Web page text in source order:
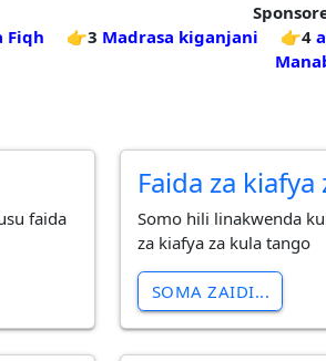
Fiqh 👉3 Madrasa kiganjani 👉4
faida
Faida za
Somo hili linakwenda
za kiafya za kula tango
SOMA ZAIDI...